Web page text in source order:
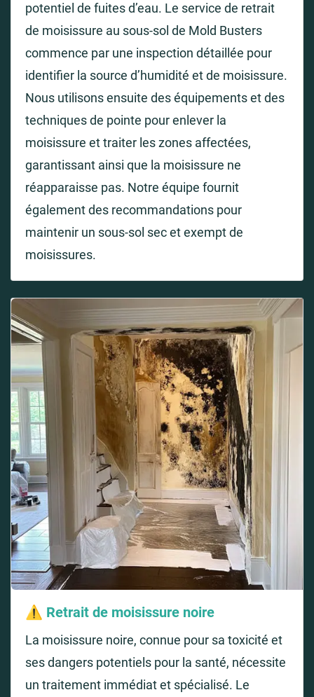
potentiel de fuites d’eau. Le service de retrait
de moisissure au sous-sol de Mold Busters
commence par une inspection détaillée pour
identifier la source d’humidité et de moisissure.
Nous utilisons ensuite des équipements et des
techniques de pointe pour enlever la
moisissure et traiter les zones affectées,
garantissant ainsi que la moisissure ne
réapparaisse pas. Notre équipe fournit
également des recommandations pour
maintenir un sous-sol sec et exempt de
moisissures.
⚠️ Retrait de moisissure noire
La moisissure noire, connue pour sa toxicité et
ses dangers potentiels pour la santé, nécessite
un traitement immédiat et spécialisé. Le